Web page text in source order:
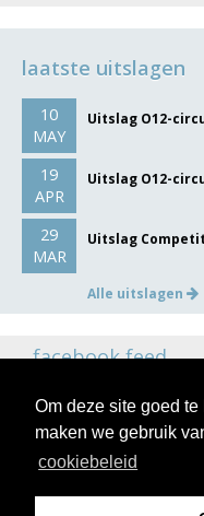
Om deze site goed
maken we gebruik
cookiebeleid
laatste uitslagen
10
MAY
Uitslag O12-
19
APR
Uitslag O12-
29
MAR
Uitslag
Alle uitslagen
facebook feed
volg ons op